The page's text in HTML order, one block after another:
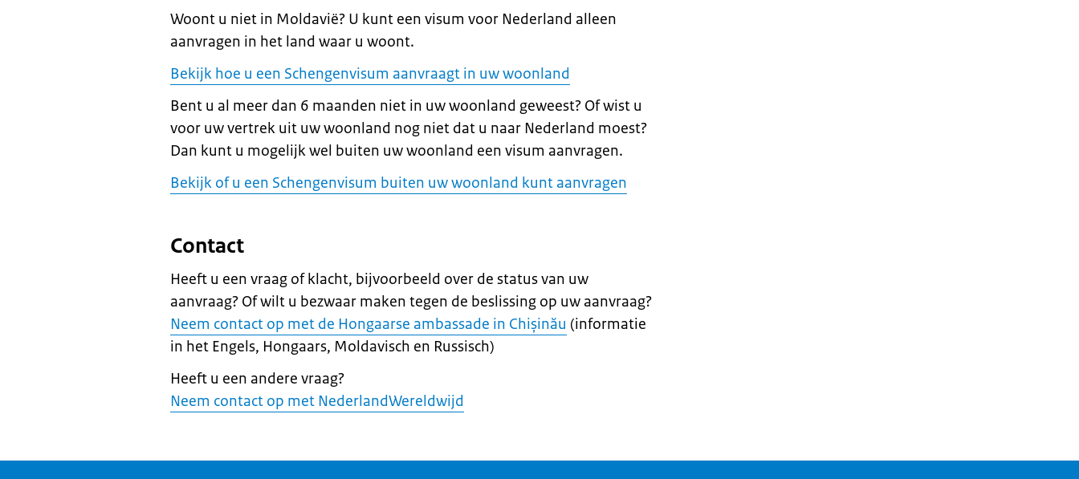
Woont u niet in Moldavië? U kunt een visum voor Nederland alleen
aanvragen in het land waar u woont.
Bekijk hoe u een Schengenvisum aanvraagt in uw woonland
Bent u al meer dan 6 maanden niet in uw woonland geweest? Of wist u
voor uw vertrek uit uw woonland nog niet dat u naar Nederland moest?
Dan kunt u mogelijk wel buiten uw woonland een visum aanvragen.
Bekijk of u een Schengenvisum buiten uw woonland kunt aanvragen
Contact
Heeft u een vraag of klacht, bijvoorbeeld over de status van uw
aanvraag? Of wilt u bezwaar maken tegen de beslissing op uw aanvraag?
Neem contact op met de Hongaarse ambassade in Chișinău (informatie
in het Engels, Hongaars, Moldavisch en Russisch)
Heeft u een andere vraag?
Neem contact op met NederlandWereldwijd